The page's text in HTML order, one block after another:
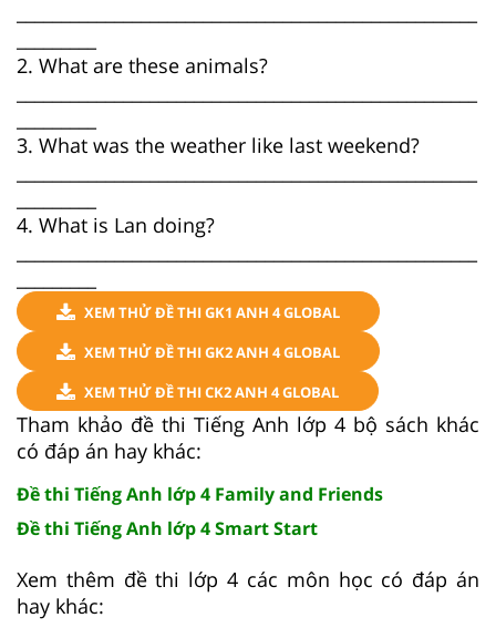
2. What are these animals?
3. What was the weather like last weekend?
4. What is Lan doing?
XEM THỬ ĐỀ THI GK1 ANH 4 GLOBAL
XEM THỬ ĐỀ THI GK2 ANH 4 GLOBAL
XEM THỬ ĐỀ THI CK2 ANH 4 GLOBAL
Tham khảo đề thi Tiếng Anh lớp 4 bộ sách khác
có đáp án hay khác:
Đề thi Tiếng Anh lớp 4 Family and Friends
Đề thi Tiếng Anh lớp 4 Smart Start
Xem thêm đề thi lớp 4 các môn học có đáp án
hay khác: